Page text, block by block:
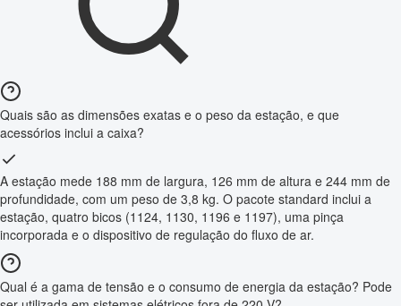
Quais são as dimensões exatas e o peso da estação, e que
acessórios inclui a caixa?
A estação mede 188 mm de largura, 126 mm de altura e 244 mm de
profundidade, com um peso de 3,8 kg. O pacote standard inclui a
estação, quatro bicos (1124, 1130, 1196 e 1197), uma pinça
incorporada e o dispositivo de regulação do fluxo de ar.
Qual é a gama de tensão e o consumo de energia da estação? Pode